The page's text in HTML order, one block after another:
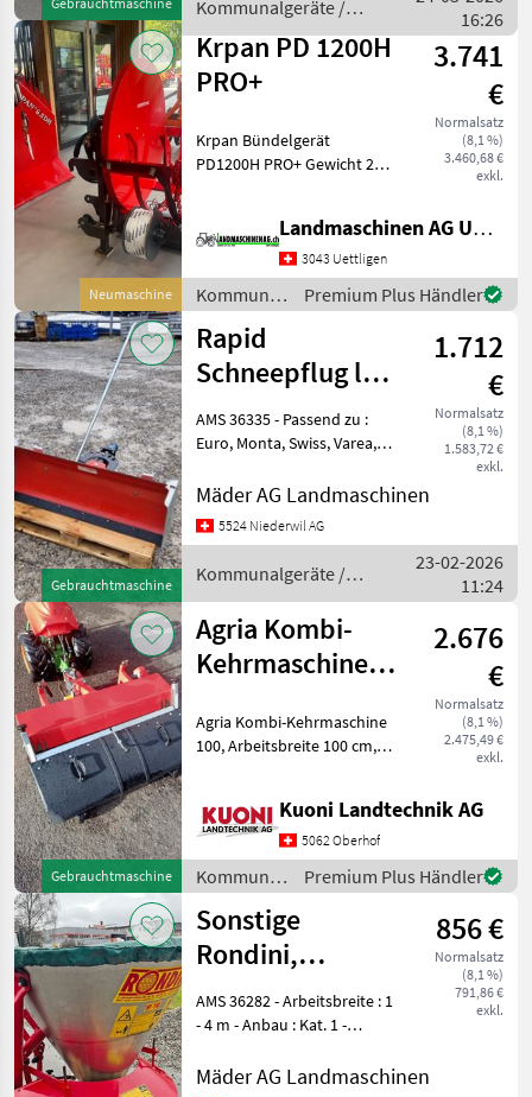
Rollenbürsten.
Funktionsbereit, Einheiten
geschlif
Kommunalgeräte /
John Deere
16:26
Neumaschine
Krpan PD 1200H
PRO+
3.741
€
Normalsatz
(8,1 %)
3.460,68 €
exkl.
Krpan Bündelgerät
PD1200H PRO+ Gewicht 253
Frontladeranbau
Hydraulische
Vorspanneinrichtung mit
zwei Rollen Gewebeband,
Landmaschinen AG Uettligen
3043 Uettligen
Kommunalgeräte
/ Krpan
Premium Plus Händler
Gebrauchtmaschine
Rapid
Schneepflug leer
125 cm
1.712
€
Normalsatz
(8,1 %)
1.583,72 €
exkl.
AMS 36335 - Passend zu :
Euro, Monta, Swiss, Varea,
cm - Räumbreite : 101 - 125
Mäder AG Landmaschinen
5524 Niederwil AG
Kommunalgeräte /
Rapid
23-02-2026
11:24
Gebrauchtmaschine
Agria Kombi-
Kehrmaschine
2.676
€
Normalsatz
(8,1 %)
2.475,49 €
exkl.
Agria Kombi-Kehrmaschine
100, Arbeitsbreite 100 cm,
Schnellwechselachse,
pendelnd aufgehängt,
beidseitig schwenkbar, zwei
übe
Kuoni Landtechnik AG
5062 Oberhof
Kommunalgeräte
/ Agria
Premium Plus Händler
Sonstige
Rondini,
Salzstreuer SP
150
856 €
Normalsatz
(8,1 %)
791,86 €
exkl.
AMS 36282 - Arbeitsbreite : 1
- 4 m - Anbau : Kat. 1 -
Volumen : 150 Liter -
Mäder AG Landmaschinen